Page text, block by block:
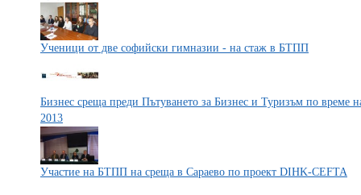
Ученици от две софийски гимназии - на стаж в БТПП
Бизнес среща преди Пътуването за Бизнес и Туризъм по време
2013
Участие на БТПП на среща в Сараево по проект DIHK-CEFTA